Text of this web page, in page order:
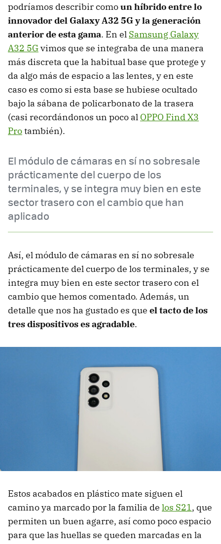
podríamos describir comoun híbrido entre lo
innovador del Galaxy A32 5G y la generación
anterior de esta gama. En el Samsung Galaxy
A32 5Gvimos que se integraba de una manera
más discreta que la habitual base que protege y
da algo más de espacio a las lentes, y en este
caso es como si esta base se hubiese ocultado
bajo la sábana de policarbonato de la trasera
(casi recordándonos un poco al OPPO Find X3
Protambién).
El módulo de cámaras en sí no sobresale
prácticamente del cuerpo de los
terminales, y se integra muy bien en este
sector trasero con el cambio que han
aplicado
Así, el módulo de cámaras en sí no sobresale
prácticamente del cuerpo de los terminales, y se
integra muy bien en este sector trasero con el
cambio que hemos comentado. Además, un
detalle que nos ha gustado es que el tacto de los
tres dispositivos es agradable.
Estos acabados en plástico mate siguen el
camino ya marcado por la familia de los S21, que
permiten un buen agarre, así como poco espacio
para que las huellas se queden marcadas en la